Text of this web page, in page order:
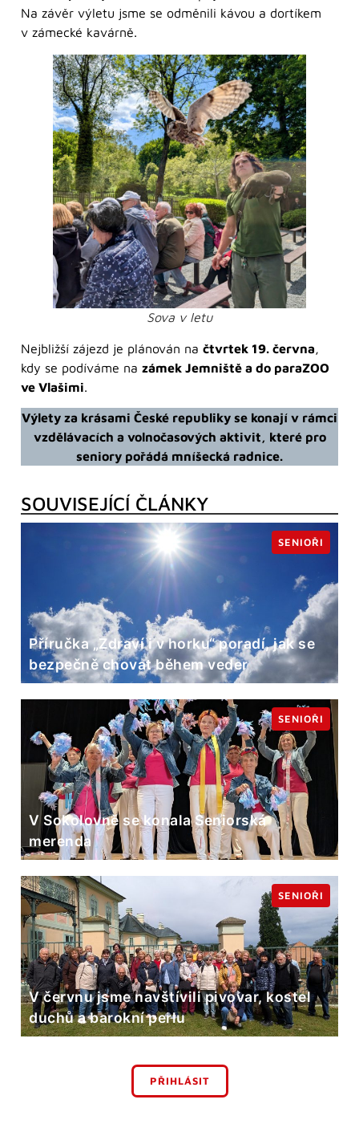
Na závěr výletu jsme se odměnili kávou a dortíkem
v zámecké kavárně.
Sova v letu
Nejbližší zájezd je plánován na čtvrtek 19. června,
kdy se podíváme na zámek Jemniště a do paraZOO
ve Vlašimi.
Výlety za krásami České republiky se konají v rámci
vzdělávacích a volnočasových aktivit, které pro
seniory pořádá mníšecká radnice.
SOUVISEJÍCÍ ČLÁNKY
Příručka „Zdraví i v horku“ poradí, jak se
bezpečně chovat během veder
SENIOŘI
V Sokolovně se konala Seniorská
merenda
SENIOŘI
V červnu jsme navštívili pivovar, kostel
duchů a barokní perlu
SENIOŘI
PŘIHLÁSIT